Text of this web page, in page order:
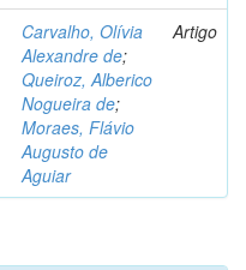
Carvalho, Olívia
Alexandre de;
Queiroz, Alberico
Nogueira de;
Moraes, Flávio
Augusto de
Aguiar
Artigo